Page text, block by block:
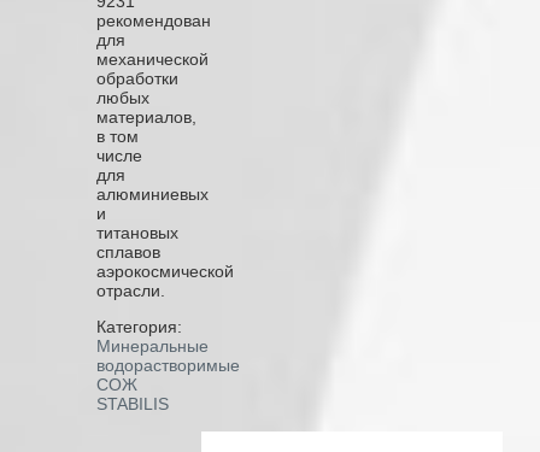
рекомендован
для
механической
обработки
любых
материалов,
в том
числе
для
алюминиевых
и
титановых
сплавов
аэрокосмической
отрасли.
Категория:
Минеральные
водорастворимые
СОЖ
STABILIS